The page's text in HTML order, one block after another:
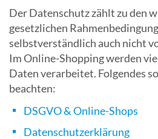
Der Datenschutz zählt zu den
gesetzlichen
selbstverständlich auch nicht
Im Online-Shopping werden
Daten verarbeitet. Folgendes
beachten:
DSGVO & Online-Shops
Datenschutzerklärung